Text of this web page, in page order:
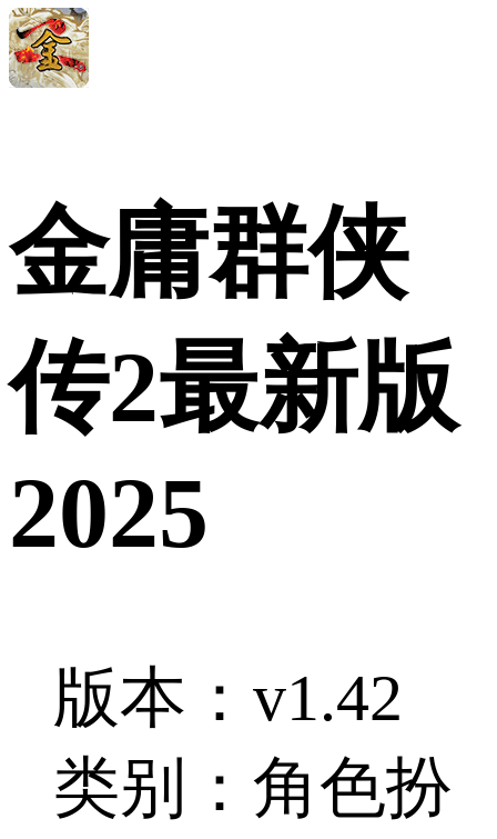
金庸群侠
传2最新版
2025
版本：v1.42
类别：角色扮